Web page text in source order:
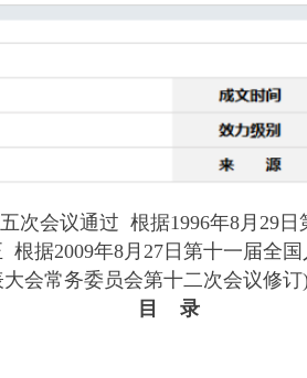
次会议通过 根据1996年8月29
据2009年8月27日第十一届全
会常务委员会第十二次会议修订
目 录